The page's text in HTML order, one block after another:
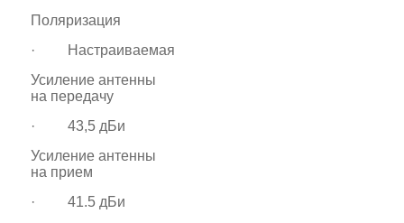
Поляризация
· Настраиваемая
Усиление антенны
на передачу
· 43,5 дБи
Усиление антенны
на прием
· 41.5 дБи